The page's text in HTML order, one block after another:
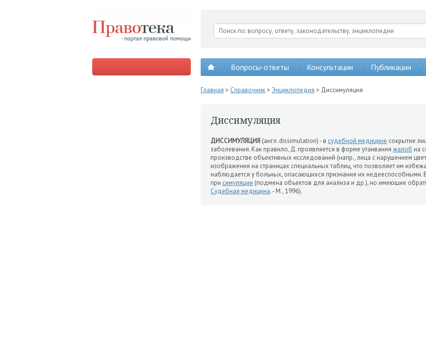
Вопросы-ответы Консультации Публикации
Главная > Справочник> Энциклопедия > Диссимуляция
Диссимуляция
ДИССИМУЛЯЦИЯ (англ. dissimulation) - в судебной медицине сокрытие
заболевания. Как правило, Д. проявляется в форме утаивания жалоб на
производстве объективных исследований (напр., лица с нарушением
изображения на страницах специальных таблиц, что позволяет им
наблюдается у больных, опасающихся признания их недееспособными.
при симуляции (подмена объектов для анализа и др.), но имеющие
Судебная медицина. - М., 1996).